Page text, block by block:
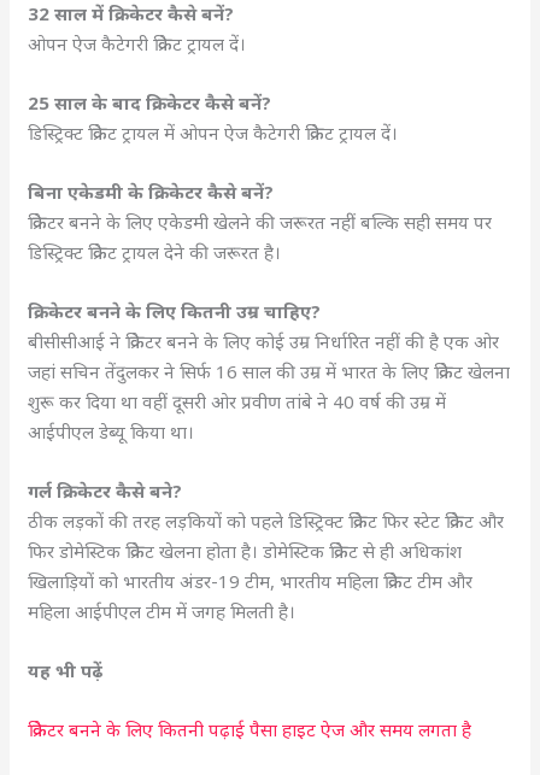
32 साल में क्रिकेटर कैसे बनें?
ओपन ऐज कैटेगरी क्रिकेट ट्रायल दें।
25 साल के बाद क्रिकेटर कैसे बनें?
डिस्ट्रिक्ट क्रिकेट ट्रायल में ओपन ऐज कैटेगरी क्रिकेट ट्रायल दें।
बिना एकेडमी के क्रिकेटर कैसे बनें?
क्रिकेटर बनने के लिए एकेडमी खेलने की जरूरत नहीं बल्कि सही समय पर
डिस्ट्रिक्ट क्रिकेट ट्रायल देने की जरूरत है।
क्रिकेटर बनने के लिए कितनी उम्र चाहिए?
बीसीसीआई ने क्रिकेटर बनने के लिए कोई उम्र निर्धारित नहीं की है एक ओर
जहां सचिन तेंदुलकर ने सिर्फ 16 साल की उम्र में भारत के लिए क्रिकेट खेलना
शुरू कर दिया था वहीं दूसरी ओर प्रवीण तांबे ने 40 वर्ष की उम्र में
आईपीएल डेब्यू किया था।
गर्ल क्रिकेटर कैसे बने?
ठीक लड़कों की तरह लड़कियों को पहले डिस्ट्रिक्ट क्रिकेट फिर स्टेट क्रिकेट और
फिर डोमेस्टिक क्रिकेट खेलना होता है। डोमेस्टिक क्रिकेट से ही अधिकांश
खिलाड़ियों को भारतीय अंडर-19 टीम, भारतीय महिला क्रिकेट टीम और
महिला आईपीएल टीम में जगह मिलती है।
यह भी पढ़ें
क्रिकेटर बनने के लिए कितनी पढ़ाई पैसा हाइट ऐज और समय लगता है